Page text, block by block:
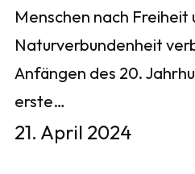
Menschen nach Freiheit
Naturverbundenheit
Anfängen des 20.
erste…
21. April 2024